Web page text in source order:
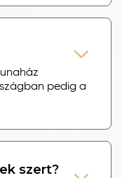
pedig a
szert?